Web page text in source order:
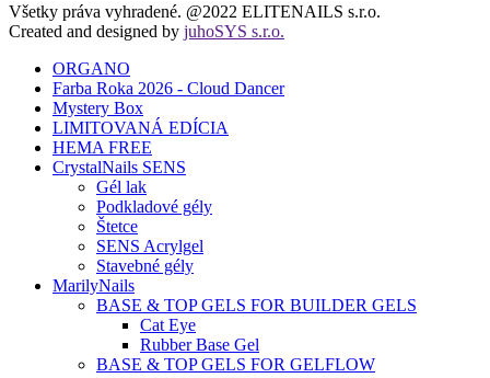
Všetky práva vyhradené. @2022 ELITENAILS s.r.o.
Created and designed by juhoSYS s.r.o.
ORGANO
Farba Roka 2026 - Cloud Dancer
Mystery Box
LIMITOVANÁ EDÍCIA
HEMA FREE
CrystalNails SENS
Gél lak
Podkladové gély
Štetce
SENS Acrylgel
Stavebné gély
MarilyNails
BASE & TOP GELS FOR BUILDER GELS
Cat Eye
Rubber Base Gel
BASE & TOP GELS FOR GELFLOW